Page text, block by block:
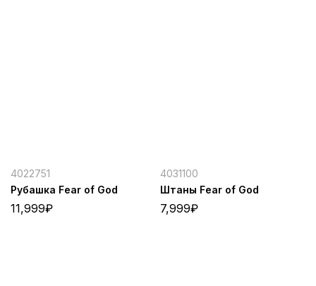
4022751
Рубашка Fear of God
11,999₽
4031100
Штаны Fear of God
7,999₽